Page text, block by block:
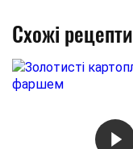
Схожі рецепти